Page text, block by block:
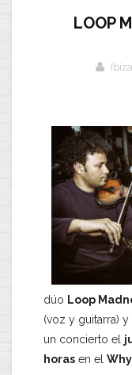
LOOP
dúo Loop
(voz y guitarra) y
un concierto el
horas en el